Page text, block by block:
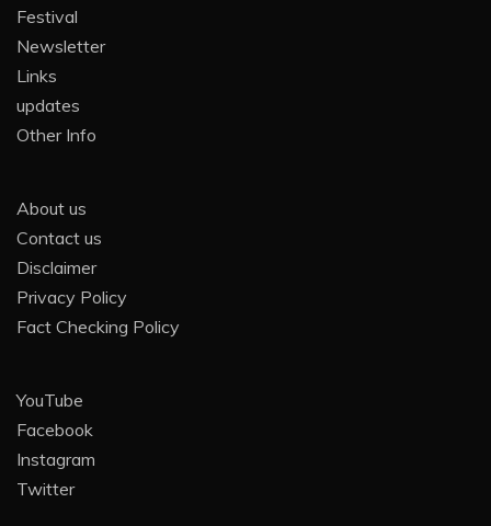
Festival
Newsletter
Links
updates
Other Info
About us
Contact us
Disclaimer
Privacy Policy
Fact Checking Policy
YouTube
Facebook
Instagram
Twitter